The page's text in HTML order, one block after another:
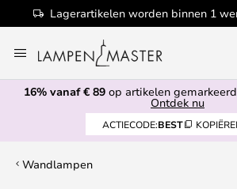
Lagerartikelen worden binnen 1
naar
de
inhoud
16% vanaf € 89 op artikelen gemarkeerd
Ontdek nu
ACTIECODE:BEST
Wandlampen